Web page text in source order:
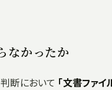
なかったか
断において 「文書ファ